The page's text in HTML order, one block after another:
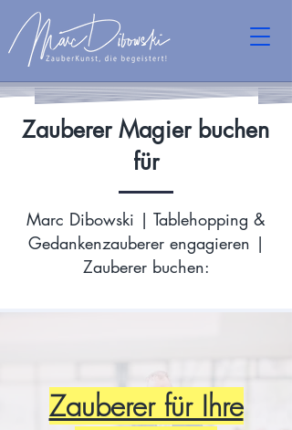
Zauberer Magier buchen
für
Marc Dibowski | Tablehopping &
Gedankenzauberer engagieren |
Zauberer buchen:
Zauberer für Ihre